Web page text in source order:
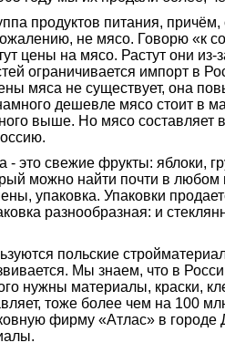
продуктов питания, причём,
не мясо. Говорю «к
цены на мясо. Растут они из-
ограничивается импорт в
мяса не существует, она
дешевле мясо стоит в
выше. Но мясо составляет
- это свежие фрукты: яблоки,
можно найти почти в любом
упаковка. Упаковки
разнообразная: и
польские
Мы знаем, что в
нужны материалы, краски,
тоже более чем на 100
фирму «Атлас» в городе